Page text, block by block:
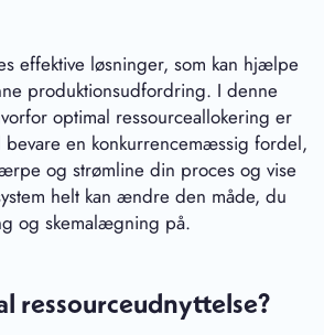
effektive løsninger, som kan hjælpe
produktionsudfordring. I denne
optimal ressourceallokering er
en konkurrencemæssig fordel,
og strømline din proces og vise
helt kan ændre den måde, du
og skemalægning på.
ressourceudnyttelse?